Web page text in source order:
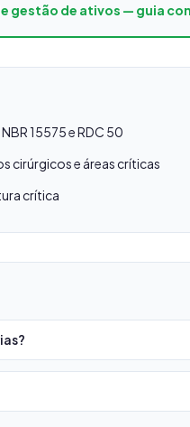
gestão de ativos — guia
15575 e RDC 50
cirúrgicos e áreas críticas
crítica